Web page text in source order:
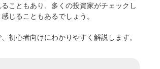
こともあり、多くの投資家がチェックし
じることもあるでしょう。
初心者向けにわかりやすく解説します。